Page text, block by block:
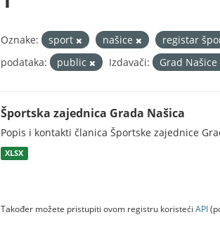
Oznake: sport našice registar
podataka:
public Izdavači: Grad Našice
Športska zajednica Grada Našica
Popis i kontakti članica Športske zajednice
XLSX
Također možete pristupiti ovom registru koristeći API